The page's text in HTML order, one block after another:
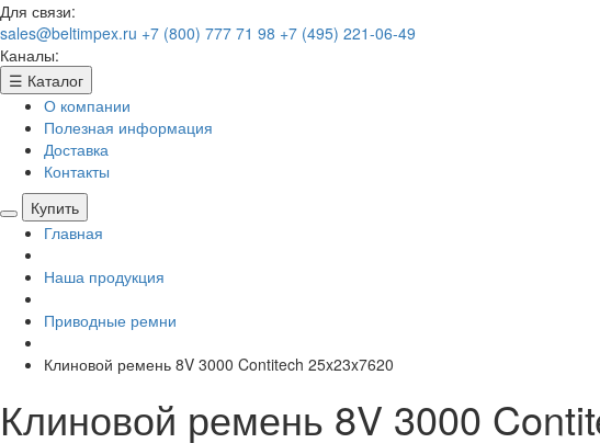
Для связи:
sales@beltimpex.ru +7 (800) 777 71 98 +7 (495) 221-06-49
Каналы:
☰ Каталог
О компании
Полезная информация
Доставка
Контакты
Купить
Главная
Наша продукция
Приводные ремни
Клиновой ремень 8V 3000 Contitech 25x23x7620
Клиновой ремень 8V 3000